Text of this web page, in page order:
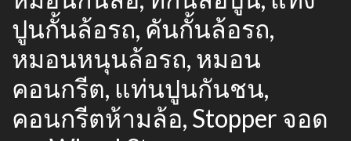
ปูนกั้นล้อรถ, คันกั้นล้อรถ,
หมอนหนุนล้อรถ, หมอน
คอนกรีต, แท่นปูนกันชน,
คอนกรีตห้ามล้อ, Stopper จอด